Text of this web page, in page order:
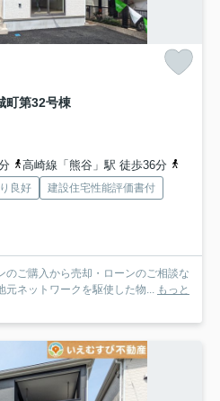
町第32号棟
高崎線「熊谷」駅 徒歩36分
良好
建設住宅性能評価書付
のご購入から売却・ローンのご相談な
元ネットワークを駆使した物... もっと